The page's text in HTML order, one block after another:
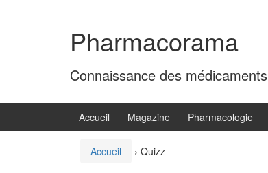
Pharmacorama
Connaissance des médicaments
Accueil Magazine Pharmacologie
Accueil › Quizz